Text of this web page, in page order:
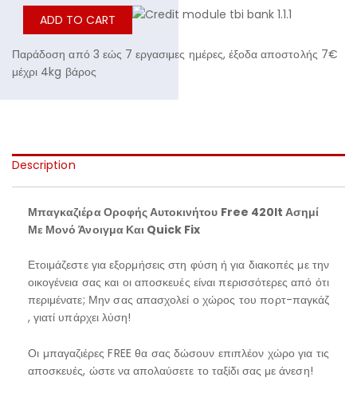
ADD TO CART
Παράδοση από 3 εώς 7 εργασιμες ημέρες, έξοδα αποστολής 7€
μέχρι 4kg βάρος
Description
Μπαγκαζιέρα Οροφής Αυτοκινήτου Free 420lt Ασημί
Με Μονό Άνοιγμα Και Quick Fix
Ετοιμάζεστε για εξορμήσεις στη φύση ή για διακοπές με την
οικογένεια σας και οι αποσκευές είναι περισσότερες από ότι
περιμένατε; Μην σας απασχολεί ο χώρος του πορτ-παγκάζ
, γιατί υπάρχει λύση!
Οι μπαγαζιέρες FREE θα σας δώσουν επιπλέον χώρο για τις
αποσκευές, ώστε να απολαύσετε το ταξίδι σας με άνεση!